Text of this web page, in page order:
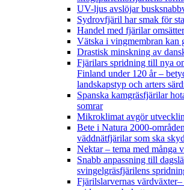
UV-ljus avslöjar
Sydrovfjäril har smak för
Handel med fjärilar
Vätska i vingmembran kan
Drastisk minskning av
Fjärilars spridning till nya
Finland under 120 år–
landskapstyp och arters
Spanska kamgräsfjärilar
somrar
Mikroklimat avgör
Bete i Natura 2000-
väddnätfjärilar som ska
Nektar – tema med många
Snabb anpassning till
svingelgräsfjärilens
Fjärilslarvernas